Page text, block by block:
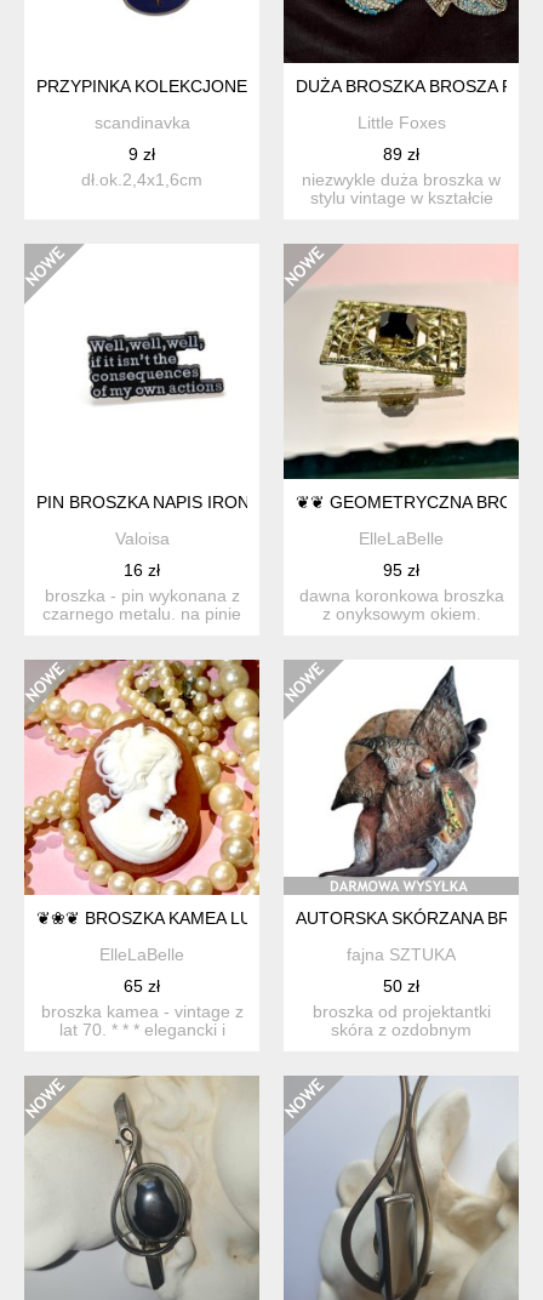
PRZYPINKA KOLEKCJONERSKA ANTI-DRUG AMBASSADOR
scandinavka
9 zł
dł.ok.2,4x1,6cm
DUŻA BROSZKA BROSZA
Little Foxes
89 zł
niezwykle duża broszka w
stylu vintage w kształcie
PIN BROSZKA NAPIS IRONIA CONSEQUENCES OF MY OWN
Valoisa
16 zł
broszka - pin wykonana z
czarnego metalu. na pinie
❦❦ GEOMETRYCZNA
ElleLaBelle
95 zł
dawna koronkowa broszka
z onyksowym okiem.
❦❀❦ BROSZKA KAMEA LUCITE ❦❀❦
ElleLaBelle
65 zł
broszka kamea - vintage z
lat 70. * * * elegancki i
AUTORSKA SKÓRZANA
fajna SZTUKA
50 zł
broszka od projektantki
skóra z ozdobnym